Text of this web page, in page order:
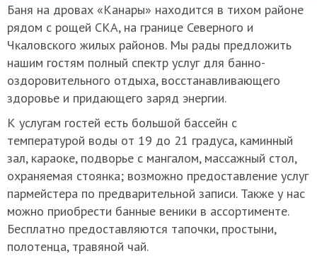
Баня на дровах «Канары» находится в тихом районе
рядом с рощей СКА, на границе Северного и
Чкаловского жилых районов. Мы рады предложить
нашим гостям полный спектр услуг для банно-
оздоровительного отдыха, восстанавливающего
здоровье и придающего заряд энергии.
К услугам гостей есть большой бассейн с
температурой воды от 19 до 21 градуса, каминный
зал, караоке, подворье с мангалом, массажный стол,
охраняемая стоянка; возможно предоставление услуг
пармейстера по предварительной записи. Также у нас
можно приобрести банные веники в ассортименте.
Бесплатно предоставляются тапочки, простыни,
полотенца, травяной чай.